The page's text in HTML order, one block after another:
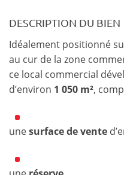
DESCRIPTION DU BIEN
Idéalement positionné
au cur de la zone
ce local commercial
d’environ 1 050 m²,
unesurface de vente